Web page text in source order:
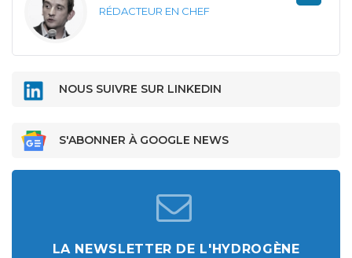
RÉDACTEUR EN CHEF
NOUS SUIVRE SUR LINKEDIN
S'ABONNER À GOOGLE NEWS
LA NEWSLETTER DE L'HYDROGÈNE